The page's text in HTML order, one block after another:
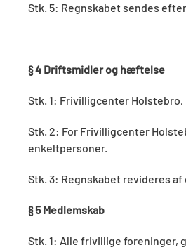
Stk. 5: Regnskabet sendes
§ 4 Driftsmidler og hæftelse
Stk. 1: Frivilligcenter
Stk. 2: For Frivilligcenter
enkeltpersoner.
Stk. 3: Regnskabet revideres
§5 Medlemskab
Stk. 1: Alle frivillige foreninger,